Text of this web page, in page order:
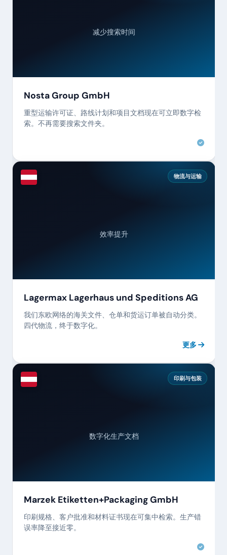
减少搜索时间
Nosta Group GmbH
重型运输许可证、路线计划和项目文档现在可立即数字检
索。不再需要搜索文件夹。
物流与运输
效率提升
Lagermax Lagerhaus und Speditions AG
我们东欧网络的海关文件、仓单和货运订单被自动分类。
四代物流，终于数字化。
更多
印刷与包装
数字化生产文档
Marzek Etiketten+Packaging GmbH
印刷规格、客户批准和材料证书现在可集中检索。生产错
误率降至接近零。